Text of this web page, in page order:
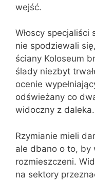
wejść.
Włoscy
nie spodziewali
ściany Koloseum
ślady niezbyt
ocenie
odświeżany co
widoczny z daleka.
Rzymianie mieli
ale dbano o to, by
rozmieszczeni.
na sektory